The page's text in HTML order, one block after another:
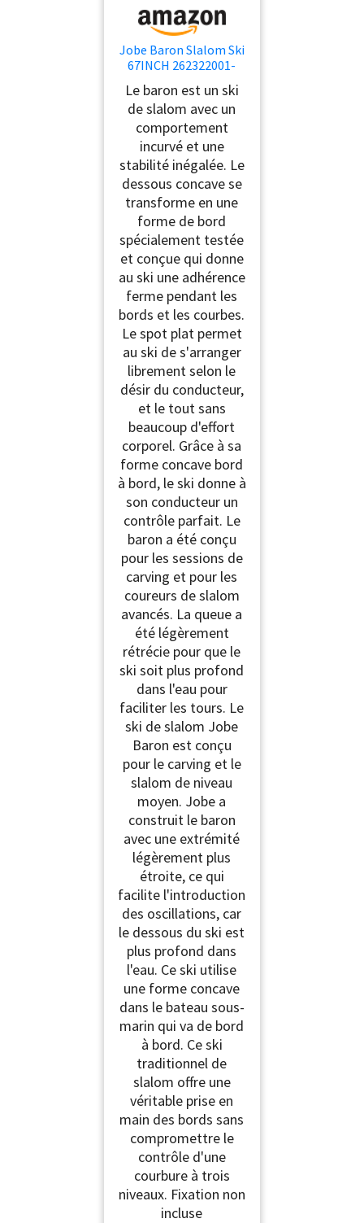
Jobe Baron Slalom Ski
67INCH 262322001-
67INCH 67INCH Baron
Slalom Ski 67INCH
262322001-67INCH
Le baron est un ski
de slalom avec un
comportement
incurvé et une
stabilité inégalée. Le
dessous concave se
transforme en une
forme de bord
spécialement testée
et conçue qui donne
au ski une adhérence
ferme pendant les
bords et les courbes.
Le spot plat permet
au ski de s'arranger
librement selon le
désir du conducteur,
et le tout sans
beaucoup d'effort
corporel. Grâce à sa
forme concave bord
à bord, le ski donne à
son conducteur un
contrôle parfait. Le
baron a été conçu
pour les sessions de
carving et pour les
coureurs de slalom
avancés. La queue a
été légèrement
rétrécie pour que le
ski soit plus profond
dans l'eau pour
faciliter les tours. Le
ski de slalom Jobe
Baron est conçu
pour le carving et le
slalom de niveau
moyen. Jobe a
construit le baron
avec une extrémité
légèrement plus
étroite, ce qui
facilite l'introduction
des oscillations, car
le dessous du ski est
plus profond dans
l'eau. Ce ski utilise
une forme concave
dans le bateau sous-
marin qui va de bord
à bord. Ce ski
traditionnel de
slalom offre une
véritable prise en
main des bords sans
compromettre le
contrôle d'une
courbure à trois
niveaux. Fixation non
incluse